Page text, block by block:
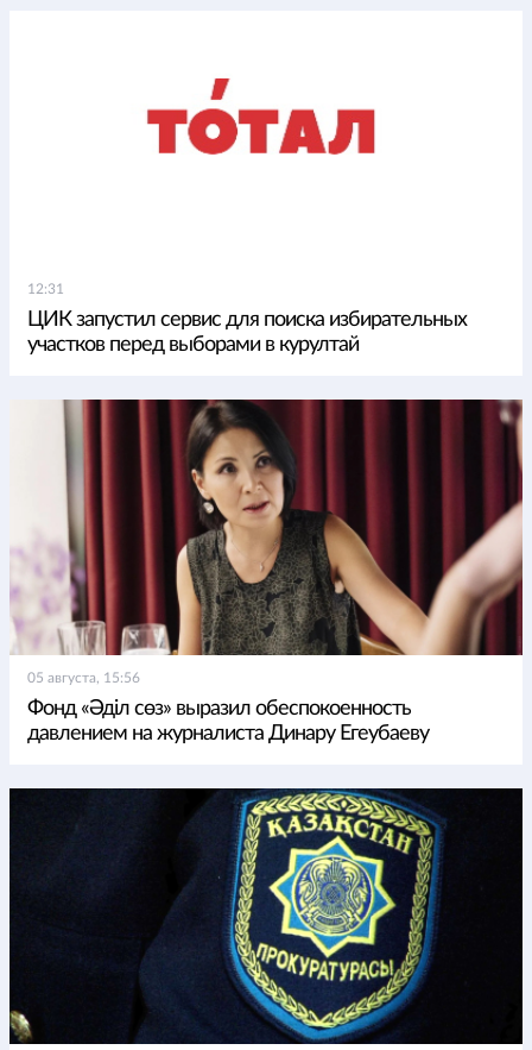
12:31
ЦИК запустил сервис для поиска избирательных
участков перед выборами в курултай
05 августа, 15:56
Фонд «Әділ сөз» выразил обеспокоенность
давлением на журналиста Динару Егеубаеву